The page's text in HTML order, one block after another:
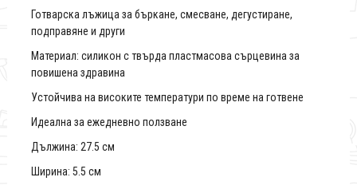
Готварска лъжица за бъркане, смесване, дегустиране,
подправяне и други
Материал: силикон с твърда пластмасова сърцевина за
повишена здравина
Устойчива на високите температури по време на готвене
Идеална за ежедневно ползване
Дължина: 27.5 см
Ширина: 5.5 см